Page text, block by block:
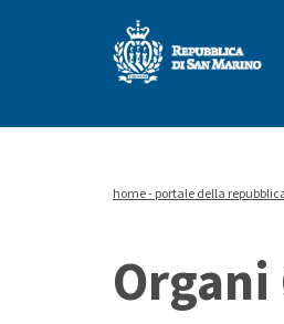
di
home - portale della